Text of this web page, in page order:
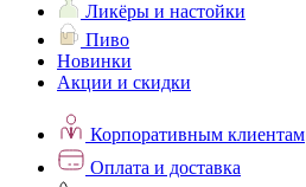
Ликёры и настойки
Пиво
Новинки
Акции и скидки
Корпоративным клиентам
Оплата и доставка